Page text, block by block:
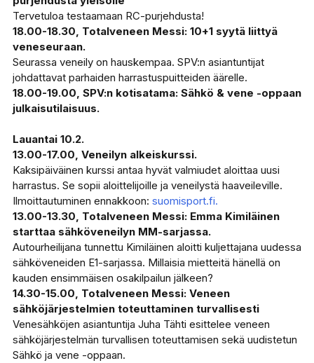
Tervetuloa testaamaan RC-purjehdusta!
18.00-18.30, Totalveneen Messi: 10+1 syytä liittyä
veneseuraan.
Seurassa veneily on hauskempaa. SPV:n asiantuntijat
johdattavat parhaiden harrastuspuitteiden äärelle.
18.00-19.00, SPV:n kotisatama: Sähkö & vene -oppaan
julkaisutilaisuus.
Lauantai 10.2.
13.00-17.00, Veneilyn alkeiskurssi.
Kaksipäiväinen kurssi antaa hyvät valmiudet aloittaa uusi
harrastus. Se sopii aloittelijoille ja veneilystä haaveileville.
Ilmoittautuminen ennakkoon: suomisport.fi.
13.00-13.30, Totalveneen Messi: Emma Kimiläinen
starttaa sähköveneilyn MM-sarjassa.
Autourheilijana tunnettu Kimiläinen aloitti kuljettajana uudessa
sähköveneiden E1-sarjassa. Millaisia mietteitä hänellä on
kauden ensimmäisen osakilpailun jälkeen?
14.30-15.00, Totalveneen Messi: Veneen
sähköjärjestelmien toteuttaminen turvallisesti
Venesähköjen asiantuntija Juha Tähti esittelee veneen
sähköjärjestelmän turvallisen toteuttamisen sekä uudistetun
Sähkö ja vene -oppaan.